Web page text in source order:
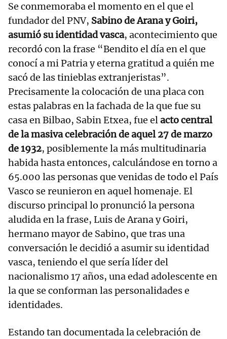
Se conmemoraba el momento en el que el
fundador del PNV, Sabino de Arana y Goiri,
asumió su identidad vasca, acontecimiento que
recordó con la frase “Bendito el día en el que
conocí a mi Patria y eterna gratitud a quién me
sacó de las tinieblas extranjeristas”.
Precisamente la colocación de una placa con
estas palabras en la fachada de la que fue su
casa en Bilbao, Sabin Etxea, fue elacto central
de la masiva celebración de aquel 27 de marzo
de 1932, posiblemente la más multitudinaria
habida hasta entonces, calculándose en torno a
65.000 las personas que venidas de todo el País
Vasco se reunieron en aquel homenaje. El
discurso principal lo pronunció la persona
aludida en la frase, Luis de Arana y Goiri,
hermano mayor de Sabino, que tras una
conversación le decidió a asumir su identidad
vasca, teniendo el que sería líder del
nacionalismo 17 años, una edad adolescente en
la que se conforman las personalidades e
identidades.
Estando tan documentada la celebración de